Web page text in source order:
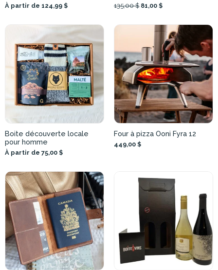
À partir de 124,99 $ 135,00 $ 81,00 $
Boite découverte locale
pour homme
À partir de 75,00 $
Four à pizza Ooni Fyra 12
449,00 $